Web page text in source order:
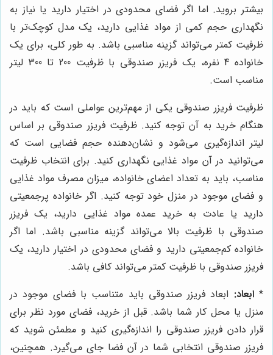
بیشتر بروید. اما اگر فضای محدودی در اختیار دارید یا نیاز به
نگهداری حجم کمی از مواد غذایی دارید، یک مدل کوچک‌تر با
ظرفیت کمتر می‌تواند گزینه مناسبی باشد. به طور کلی، برای یک
خانواده 4 نفره، یک فریزر صندوقی با ظرفیت 200 تا 300 لیتر
مناسب است.
ظرفیت فریزر صندوقی یکی از مهم‌ترین عواملی است که باید در
هنگام خرید به آن توجه کنید. ظرفیت فریزر صندوقی بر اساس
لیتر اندازه‌گیری می‌شود و نشان‌دهنده حجم فضایی است که
می‌توانید در آن مواد غذایی نگهداری کنید. برای انتخاب ظرفیت
مناسب، باید به تعداد اعضای خانواده، میزان مصرف مواد غذایی
و فضای موجود در منزل خود توجه کنید. اگر خانواده پرجمعیتی
دارید یا عادت به خرید عمده مواد غذایی دارید، یک فریزر
صندوقی با ظرفیت بالا می‌تواند گزینه مناسبی باشد. اما اگر
خانواده کم‌جمعیتی دارید و فضای محدودی در اختیار دارید، یک
فریزر صندوقی با ظرفیت کمتر می‌تواند کافی باشد.
*ابعاد: ابعاد فریزر صندوقی باید متناسب با فضای موجود در
منزل یا محل کار شما باشد. قبل از خرید، فضای مورد نظر برای
قرار دادن فریزر صندوقی را اندازه‌گیری کنید و مطمئن شوید که
فریزر صندوقی انتخابی شما در آن فضا جای می‌گیرد. همچنین،